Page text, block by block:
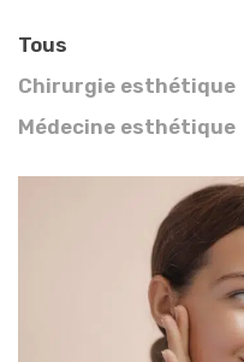
Tous
Chirurgie esthétique
Médecine esthétique